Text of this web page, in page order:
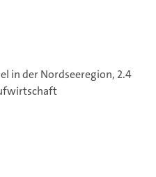
in der Nordseeregion, 2.4